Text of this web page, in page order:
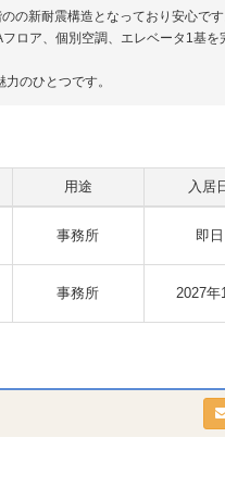
の新耐震構造となっており安心で
ロア、個別空調、エレベータ1基を
のひとつです。
用途 入居
事務所 即日
事務所 2027年